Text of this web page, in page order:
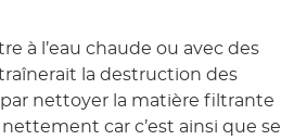
à l’eau chaude ou avec des
la destruction des
nettoyer la matière filtrante
car c’est ainsi que se